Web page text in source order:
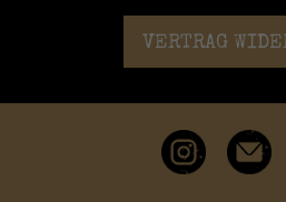
VERTRAG